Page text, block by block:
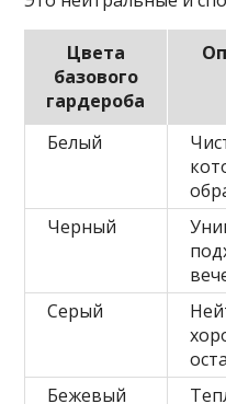
Цвета
базового
гардероба
Белый
Черный
Серый
Бежевый